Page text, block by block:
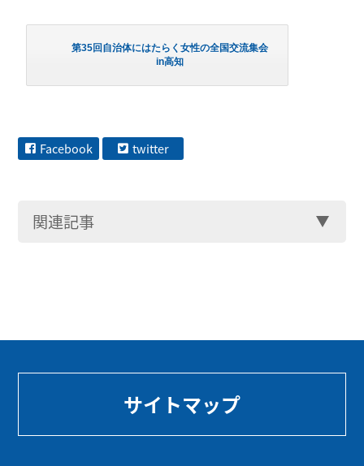
第35回自治体にはたらく女性の全国交流集会
in高知
Facebook twitter
関連記事
サイトマップ